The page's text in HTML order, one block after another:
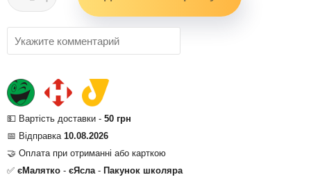
💵 Вартість доставки - 50 грн
📅 Відправка 10.08.2026
🤝 Оплата при отриманні або карткою
✅ єМалятко - єЯсла- Пакунок школяра